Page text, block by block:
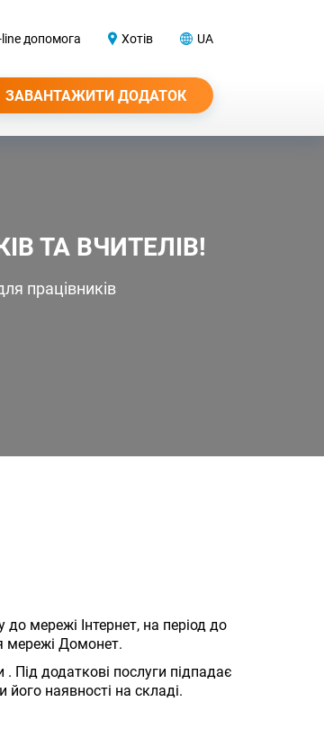
line допомога Хотів UA
ЗАВАНТАЖИТИ ДОДАТОК
ТА ВЧИТЕЛІВ!
працівників
мережі Інтернет, на період до
мережі Домонет.
Під додаткові послуги підпадає
наявності на складі.